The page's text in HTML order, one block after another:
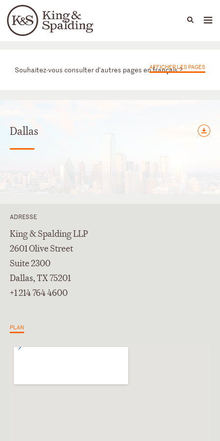
Languages
People Capabilities
Bureaux
Souhaitez-vous consulter d'autres pages en français ?
AFFICHER LES PAGES
Dallas
ADRESSE
King & Spalding LLP
2601 Olive Street
Suite 2300
Dallas, TX 75201
+1 214 764 4600
PLAN